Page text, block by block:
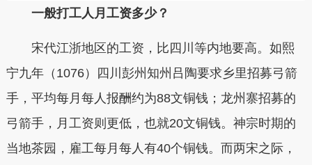
一般打工人月工资多少？
宋代江浙地区的工资，比四川等内地要高。如熙
宁九年（1076）四川彭州知州吕陶要求乡里招募弓箭
手，平均每月每人报酬约为88文铜钱；龙州寨招募的
弓箭手，月工资则更低，也就20文铜钱。神宗时期的
当地茶园，雇工每月每人有40个铜钱。而两宋之际，